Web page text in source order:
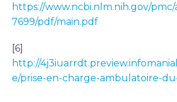
https://www.ncbi.nlm.nih.gov/
7699/pdf/main.pdf
[6]
http://
e/prise-en-charge-ambulatoire-